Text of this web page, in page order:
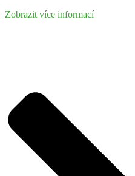
Zobrazit více informací